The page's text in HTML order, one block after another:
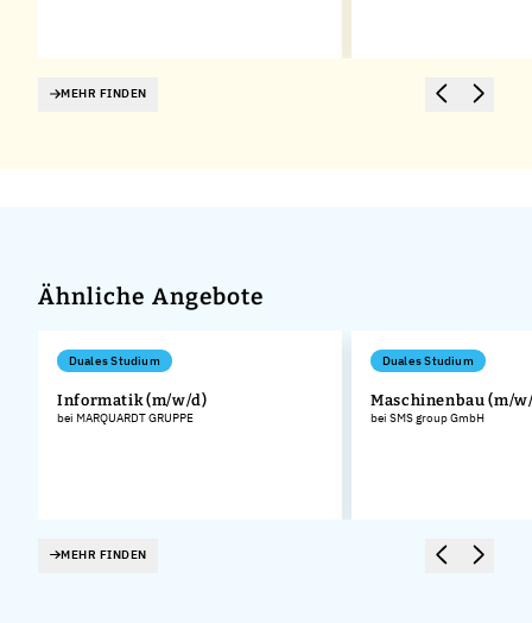
MEHR FINDEN
Ähnliche Angebote
Duales Studium
Informatik (m/w/d)
bei MARQUARDT GRUPPE
Duales Studium
Maschinenbau (m/
bei SMS group GmbH
MEHR FINDEN